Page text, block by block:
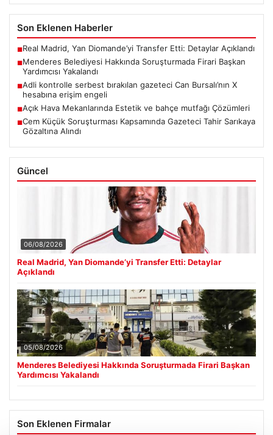
Son Eklenen Haberler
■Real Madrid, Yan Diomande’yi Transfer Etti: Detaylar Açıklandı
■Menderes Belediyesi Hakkında Soruşturmada Firari Başkan
Yardımcısı Yakalandı
■Adli kontrolle serbest bırakılan gazeteci Can Bursalı’nın X
hesabına erişim engeli
■Açık Hava Mekanlarında Estetik ve bahçe mutfağı Çözümleri
■Cem Küçük Soruşturması Kapsamında Gazeteci Tahir Sarıkaya
Gözaltına Alındı
Güncel
06/08/2026
Real Madrid, Yan Diomande’yi Transfer Etti: Detaylar
Açıklandı
05/08/2026
Menderes Belediyesi Hakkında Soruşturmada Firari Başkan
Yardımcısı Yakalandı
Son Eklenen Firmalar